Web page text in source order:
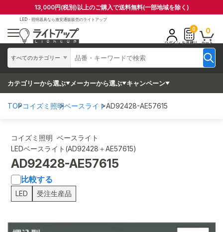
13,000円(税別)以上のご購入で送料無料(一部地域を除く)
LED・照明器具なら激安通販販売のライトアップ
すべてのカテゴリー
ログイン
0
お見積り
0
カート
カテゴリーから選ぶ メーカーから選ぶ キャンペーン
TOPコイズミ照明ベースライトAD92428-AE57615
コイズミ照明 ベースライト
LEDベースライト(AD92428＋AE57615)
AD92428-AE57615
比較する
LED 受注生産品